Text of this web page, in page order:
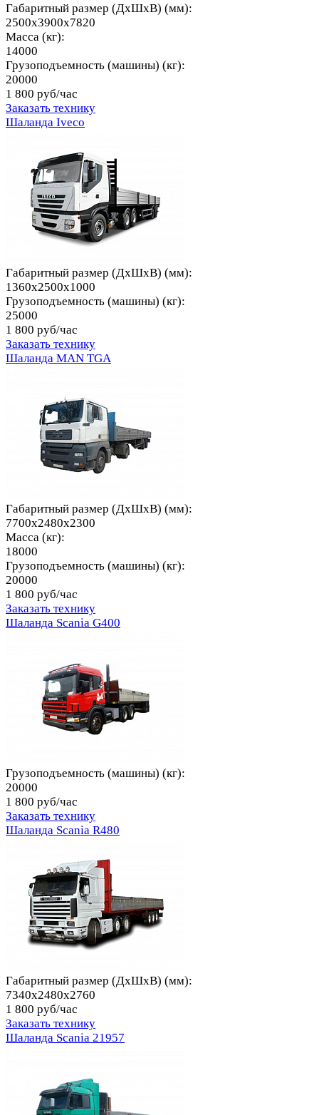
Габаритный размер (ДхШхВ) (мм):
2500x3900x7820
Масса (кг):
14000
Грузоподъемность (машины) (кг):
20000
1 800 руб/час
Заказать технику
Шаланда Iveco
Габаритный размер (ДхШхВ) (мм):
1360x2500x1000
Грузоподъемность (машины) (кг):
25000
1 800 руб/час
Заказать технику
Шаланда MAN TGA
Габаритный размер (ДхШхВ) (мм):
7700x2480x2300
Масса (кг):
18000
Грузоподъемность (машины) (кг):
20000
1 800 руб/час
Заказать технику
Шаланда Scania G400
Грузоподъемность (машины) (кг):
20000
1 800 руб/час
Заказать технику
Шаланда Scania R480
Габаритный размер (ДхШхВ) (мм):
7340x2480x2760
1 800 руб/час
Заказать технику
Шаланда Scania 21957